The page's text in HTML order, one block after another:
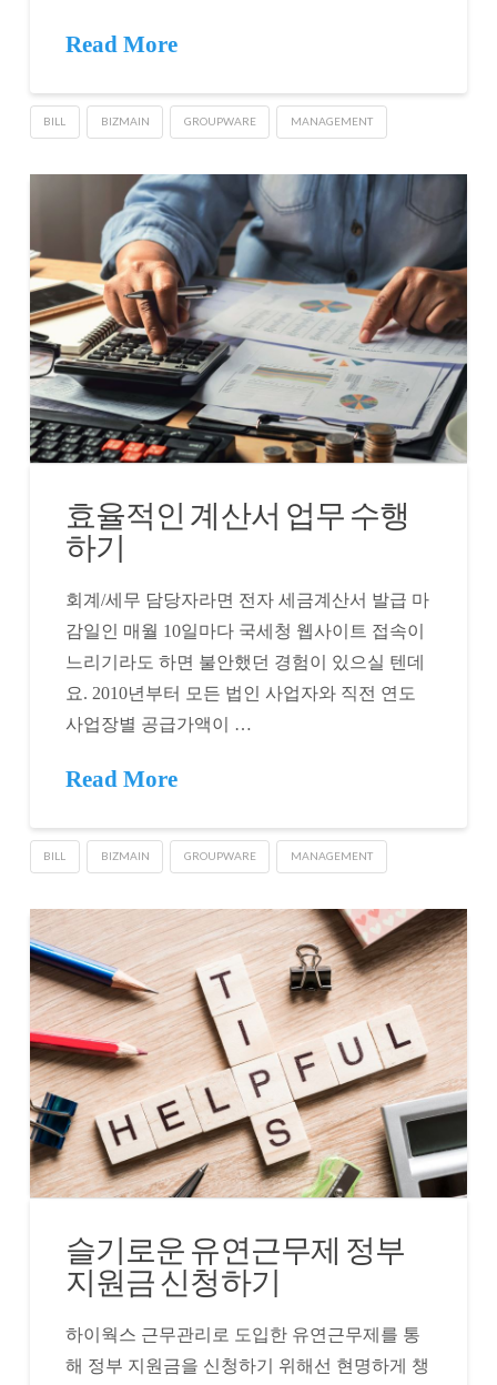
Read More
BILL BIZMAIN GROUPWARE MANAGEMENT
효율적인 계산서 업무 수행
하기
회계/세무 담당자라면 전자 세금계산서 발급 마
감일인 매월 10일마다 국세청 웹사이트 접속이
느리기라도 하면 불안했던 경험이 있으실 텐데
요. 2010년부터 모든 법인 사업자와 직전 연도
사업장별 공급가액이 …
Read More
BILL BIZMAIN GROUPWARE MANAGEMENT
슬기로운 유연근무제 정부
지원금 신청하기
하이웍스 근무관리로 도입한 유연근무제를 통
해 정부 지원금을 신청하기 위해선 현명하게 챙